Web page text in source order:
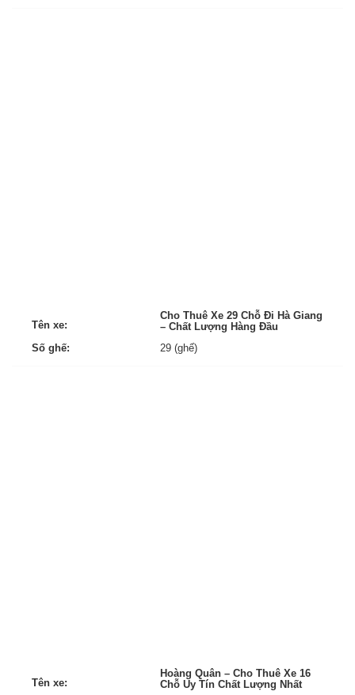
Tên xe:
Cho Thuê Xe 29 Chỗ Đi Hà Giang
– Chất Lượng Hàng Đầu
Số ghế:
29 (ghế)
Tên xe:
Hoàng Quân – Cho Thuê Xe 16
Chỗ Uy Tín Chất Lượng Nhất